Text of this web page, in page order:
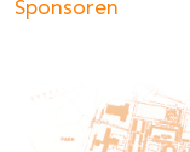
Sponsoren